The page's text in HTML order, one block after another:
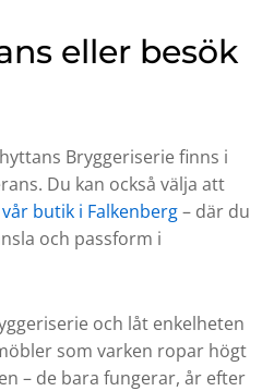
eller besök
Bryggeriserie finns i
Du kan också välja att
butik i Falkenberg– där du
och passform i
och låt enkelheten
som varken ropar högt
– de bara fungerar, år efter